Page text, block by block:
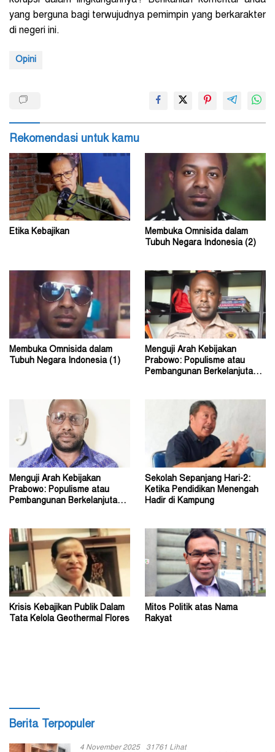
yang berguna bagi terwujudnya pemimpin yang berkarakter
di negeri ini.
Opini
Rekomendasi untuk kamu
Etika Kebajikan
Membuka Omnisida dalam
Tubuh Negara Indonesia (2)
Membuka Omnisida dalam
Tubuh Negara Indonesia (1)
Menguji Arah Kebijakan
Prabowo: Populisme atau
Pembangunan Berkelanjutan?
Menguji Arah Kebijakan
Prabowo: Populisme atau
Pembangunan Berkelanjutan?
Sekolah Sepanjang Hari-2:
Ketika Pendidikan Menengah
Hadir di Kampung
Krisis Kebajikan Publik Dalam
Tata Kelola Geothermal Flores
Mitos Politik atas Nama
Rakyat
Berita Terpopuler
4 November 2025 31761 Lihat